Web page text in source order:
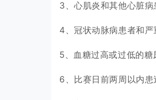
3、心肌炎和其他心脏病
4、冠状动脉病患者和严
5、血糖过高或过低的糖
6、比赛日前两周以内患